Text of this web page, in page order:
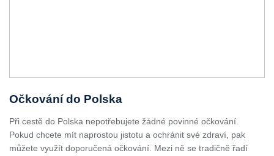
Očkování do Polska
Při cestě do Polska nepotřebujete žádné povinné očkování.
Pokud chcete mít naprostou jistotu a ochránit své zdraví, pak
můžete využít doporučená očkování. Mezi ně se tradičně řadí